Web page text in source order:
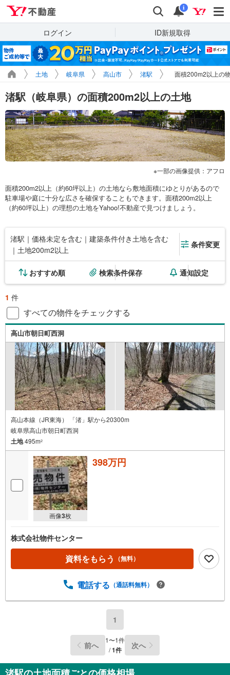
検索 通知
i
ログイン ID新規取得
土地 岐阜県 高山市 渚駅 面積200m2以上の
渚駅（岐阜県）の面積200m2以上の土地
一部の画像提供：アフロ
面積200m2以上（約60坪以上）の土地なら敷地面積にゆとりがあるので
駐車場や庭に十分な広さを確保することもできます。面積200m2以上
（約60坪以上）の理想の土地をYahoo!不動産で見つけましょう。
渚駅｜価格未定を含む｜建築条件付き土地を含む
｜土地200m2以上
条件変更
おすすめ順 検索条件保存 通知設定
1 件
すべての物件をチェックする
高山市朝日町西洞
高山本線（JR東海） 「渚」駅から20300m
岐阜県高山市朝日町西洞
土地495m2
画像3枚
398万円
株式会社物件センター
資料をもらう （無料）
電話する （通話料無料）
1
前へ 1〜1件
/1件 次へ